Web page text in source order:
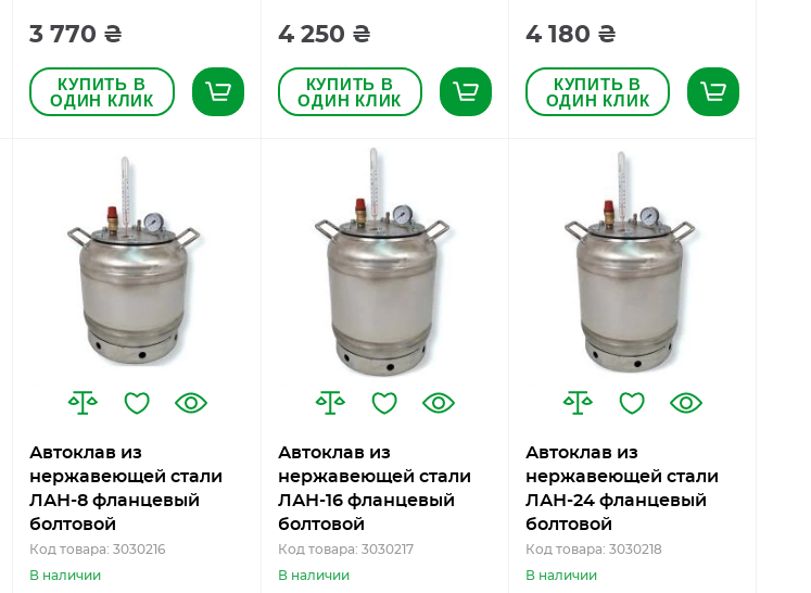
3 770 ₴
КУПИТЬ В
ОДИН КЛИК
4 250 ₴
КУПИТЬ В
ОДИН КЛИК
4 180 ₴
КУПИТЬ В
ОДИН КЛИК
Автоклав из
нержавеющей стали
ЛАН-8 фланцевый
болтовой
Код товара: 3030216
В наличии
Автоклав из
нержавеющей стали
ЛАН-16 фланцевый
болтовой
Код товара: 3030217
В наличии
Автоклав из
нержавеющей стали
ЛАН-24 фланцевый
болтовой
Код товара: 3030218
В наличии